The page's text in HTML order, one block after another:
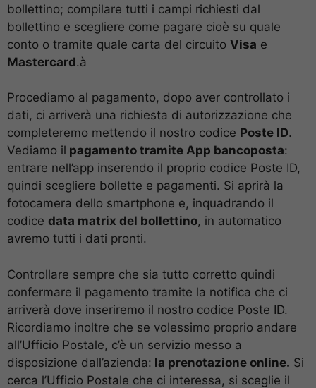
bollettino; compilare tutti i campi richiesti dal
bollettino e scegliere come pagare cioè su quale
conto o tramite quale carta del circuito Visa e
Mastercard.à
Procediamo al pagamento, dopo aver controllato i
dati, ci arriverà una richiesta di autorizzazione che
completeremo mettendo il nostro codice Poste ID.
Vediamo il pagamento tramite App bancoposta:
entrare nell’app inserendo il proprio codice Poste ID,
quindi scegliere bollette e pagamenti. Si aprirà la
fotocamera dello smartphone e, inquadrando il
codice data matrix del bollettino, in automatico
avremo tutti i dati pronti.
Controllare sempre che sia tutto corretto quindi
confermare il pagamento tramite la notifica che ci
arriverà dove inseriremo il nostro codice Poste ID.
Ricordiamo inoltre che se volessimo proprio andare
all’Ufficio Postale, c’è un servizio messo a
disposizione dall’azienda: la prenotazione online. Si
cerca l’Ufficio Postale che ci interessa, si sceglie il